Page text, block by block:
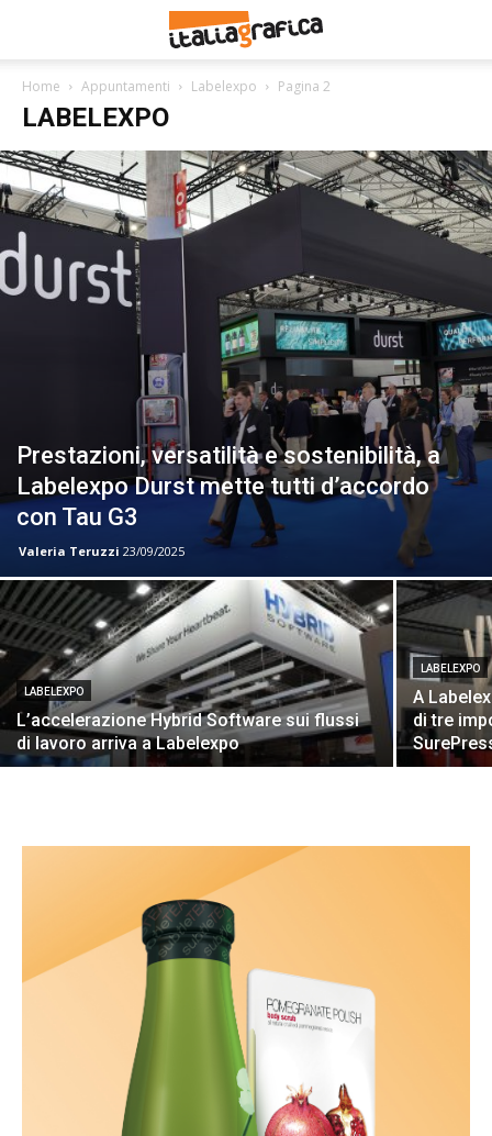
Home Appuntamenti Labelexpo Pagina 2
LABELEXPO
Prestazioni, versatilità e sostenibilità, a
Labelexpo Durst mette tutti d’accordo
con Tau G3
Valeria Teruzzi 23/09/2025
LABELEXPO
L’accelerazione Hybrid Software sui flussi
di lavoro arriva a Labelexpo
LABELEXPO
A
di tre